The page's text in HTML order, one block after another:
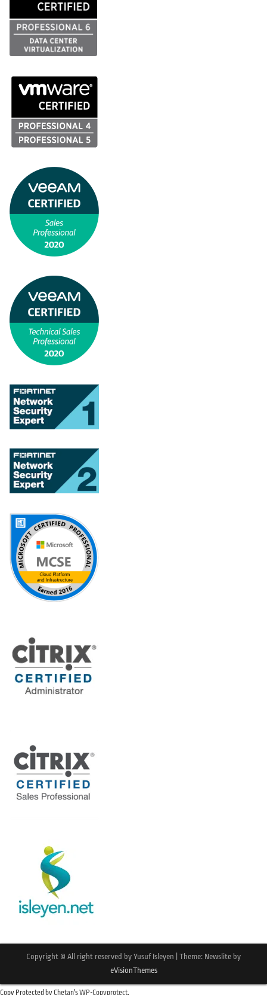
Copyright © All right reserved by Yusuf Isleyen
Theme: Newslite by
eVisionThemes
Copy Protected by Chetan'sWP-Copyprotect.